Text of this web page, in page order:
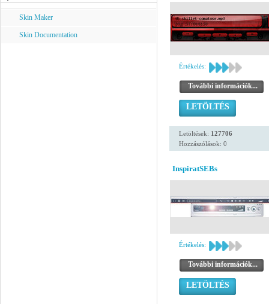
Skin Maker
Skin Documentation
Értékelés:
További információk...
LETÖLTÉS
Letöltések: 127706
Hozzászólások: 0
InspiratSEBs
Értékelés:
További információk...
LETÖLTÉS